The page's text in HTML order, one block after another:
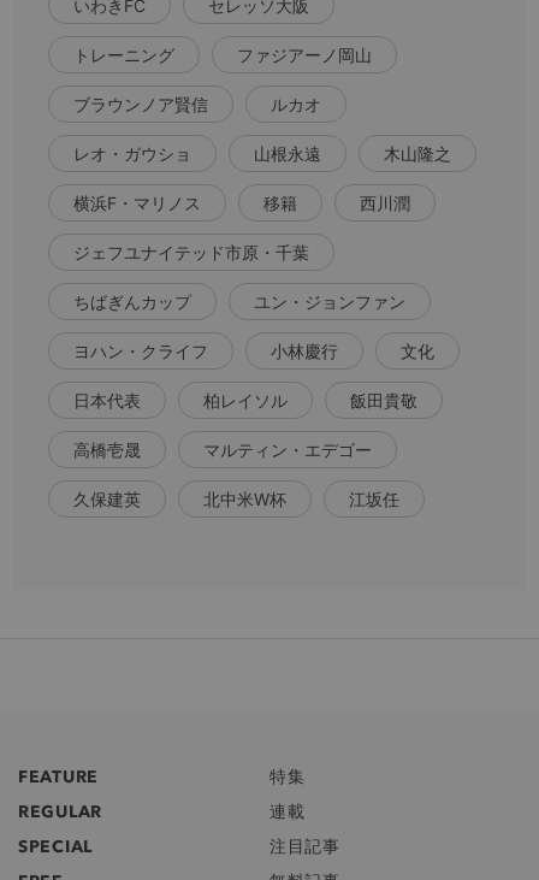
いわきFC セレッソ大阪
トレーニング ファジアーノ岡山
ブラウンノア賢信 ルカオ
レオ・ガウショ 山根永遠 木山隆之
横浜F・マリノス 移籍 西川潤
ジェフユナイテッド市原・千葉
ちばぎんカップ ユン・ジョンファン
ヨハン・クライフ 小林慶行 文化
日本代表 柏レイソル 飯田貴敬
高橋壱晟 マルティン・エデゴー
久保建英 北中米W杯 江坂任
FEATURE
特集
REGULAR
連載
SPECIAL
注目記事